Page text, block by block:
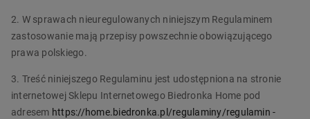
2. W sprawach nieuregulowanych niniejszym Regulaminem
zastosowanie mają przepisy powszechnie obowiązującego
prawa polskiego.
3. Treść niniejszego Regulaminu jest udostępniona na stronie
internetowej Sklepu Internetowego Biedronka Home pod
adresem https://home.biedronka.pl/regulaminy/regulamin-